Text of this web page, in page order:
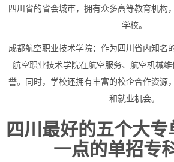
四川省的省会城市，拥有众多高等教育机构
学校。
成都航空职业技术学院：作为四川省内知名
航空职业技术学院在航空服务、航空机械
誉。同时，学校还拥有丰富的校企合作资源
和就业机会。
四川最好的五个大
一点的单招专